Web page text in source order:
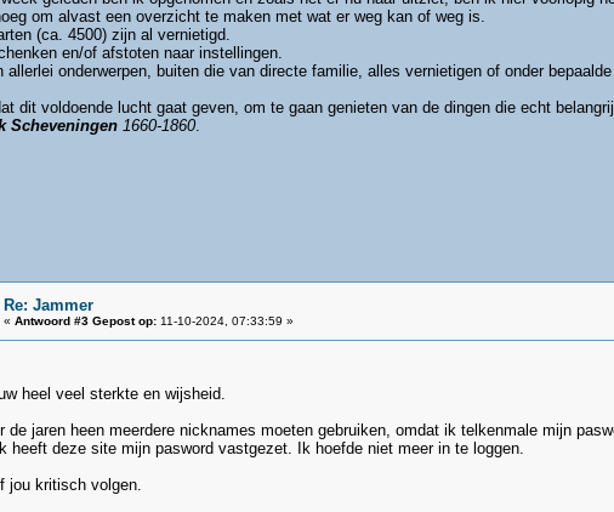
om alvast een overzicht te maken met wat er weg kan of weg is.
(ca. 4500) zijn al vernietigd.
en/of afstoten naar instellingen.
allerlei onderwerpen, buiten die van directe familie, alles vernietigen of onder
dit voldoende lucht gaat geven, om te gaan genieten van de dingen die echt
Scheveningen1660-1860.
Re: Jammer
« Antwoord #3 Gepost op:11-10-2024, 07:33:59 »
heel veel sterkte en wijsheid.
de jaren heen meerdere nicknames moeten gebruiken, omdat ik telkenmale mijn
heeft deze site mijn pasword vastgezet. Ik hoefde niet meer in te loggen.
jou kritisch volgen.